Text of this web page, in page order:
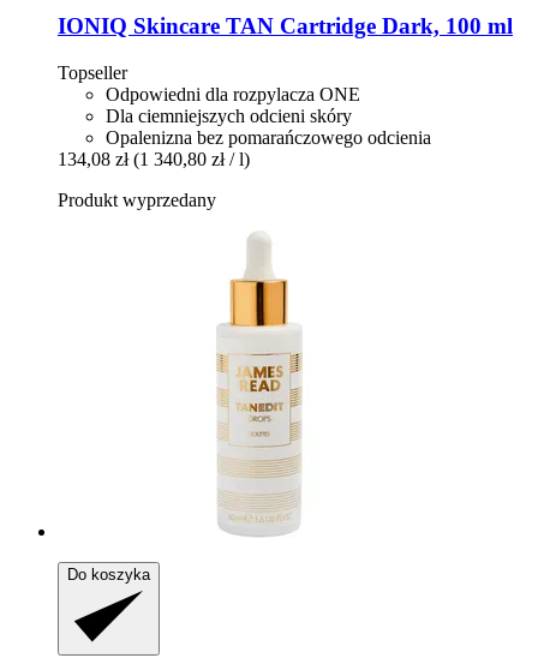
IONIQ Skincare TAN Cartridge Dark, 100 ml
Topseller
Odpowiedni dla rozpylacza ONE
Dla ciemniejszych odcieni skóry
Opalenizna bez pomarańczowego odcienia
134,08 zł (1 340,80 zł / l)
Produkt wyprzedany
Do koszyka